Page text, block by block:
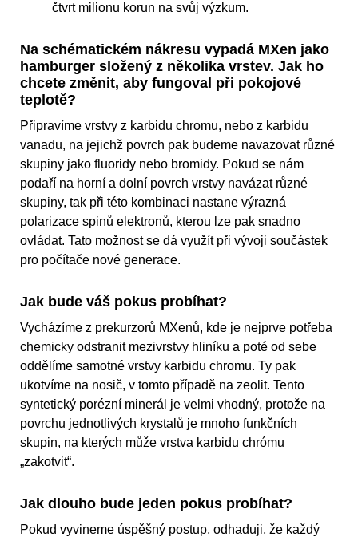
čtvrt milionu korun na svůj výzkum.
Na schématickém nákresu vypadá MXen jako
hamburger složený z několika vrstev. Jak ho
chcete změnit, aby fungoval při pokojové
teplotě?
Připravíme vrstvy z karbidu chromu, nebo z karbidu
vanadu, na jejichž povrch pak budeme navazovat různé
skupiny jako fluoridy nebo bromidy. Pokud se nám
podaří na horní a dolní povrch vrstvy navázat různé
skupiny, tak při této kombinaci nastane výrazná
polarizace spinů elektronů, kterou lze pak snadno
ovládat. Tato možnost se dá využít při vývoji součástek
pro počítače nové generace.
Jak bude váš pokus probíhat?
Vycházíme z prekurzorů MXenů, kde je nejprve potřeba
chemicky odstranit mezivrstvy hliníku a poté od sebe
oddělíme samotné vrstvy karbidu chromu. Ty pak
ukotvíme na nosič, v tomto případě na zeolit. Tento
syntetický porézní minerál je velmi vhodný, protože na
povrchu jednotlivých krystalů je mnoho funkčních
skupin, na kterých může vrstva karbidu chrómu
„zakotvit“.
Jak dlouho bude jeden pokus probíhat?
Pokud vyvineme úspěšný postup, odhaduji, že každý